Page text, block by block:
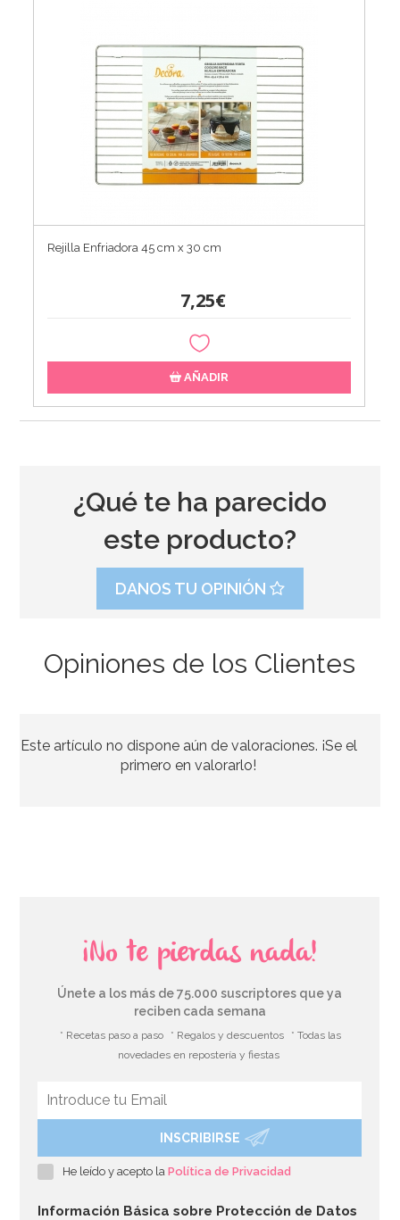
Rejilla Enfriadora 45 cm x 30 cm
7,25€
AÑADIR
29,95€
Preparado para Galletas 500 gr - FunCakes
¿Qué te ha parecido
este producto?
DANOS TU OPINIÓN
Opiniones de los Clientes
Este artículo no dispone aún de valoraciones. ¡Se el
primero en valorarlo!
¡No te pierdas nada!
Únete a los más de 75.000 suscriptores que ya
reciben cada semana
* Recetas paso a paso * Regalos y descuentos
* Todas las
novedades en repostería y fiestas
INSCRIBIRSE
He leído y acepto laPolítica de Privacidad
Información Básica sobre Protección de Datos